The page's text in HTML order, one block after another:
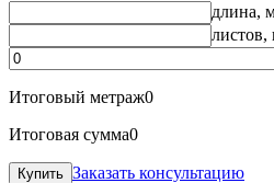
длина,
листов,
Итоговый метраж0
Итоговая сумма0
Заказать консультацию